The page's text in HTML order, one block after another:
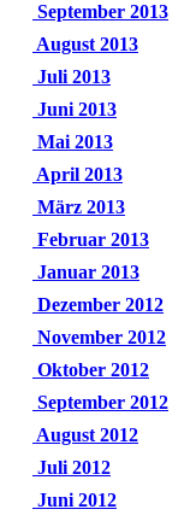
September 2013
August 2013
Juli 2013
Juni 2013
Mai 2013
April 2013
März 2013
Februar 2013
Januar 2013
Dezember 2012
November 2012
Oktober 2012
September 2012
August 2012
Juli 2012
Juni 2012